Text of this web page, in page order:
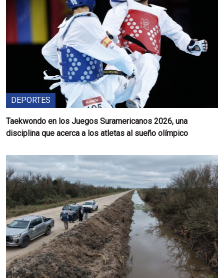
DEPORTES
Taekwondo en los Juegos Suramericanos 2026, una
disciplina que acerca a los atletas al sueño olímpico